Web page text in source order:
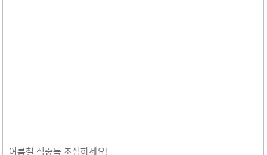
여름철 식중독 조심하세요!